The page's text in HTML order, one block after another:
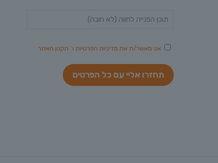
אני מאשר/ת את מדיניות הפרטיות ו־ תקנון האתר